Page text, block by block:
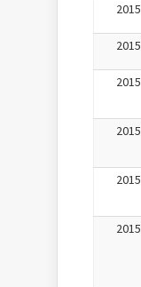
2015
2015
2015
2015
2015
2015